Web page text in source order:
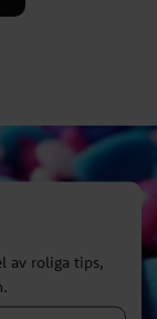
av roliga tips,